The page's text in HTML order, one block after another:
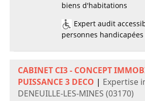
biens d'habitations
Expert audit
personnes handicapées
CABINET CI3 - CONCEPT
PUISSANCE 3 DECO | Expertise
DENEUILLE-LES-MINES (03170)